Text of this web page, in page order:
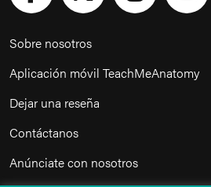
Sobre nosotros
Aplicación móvil TeachMeAnatomy
Dejar una reseña
Contáctanos
Anúnciate con nosotros